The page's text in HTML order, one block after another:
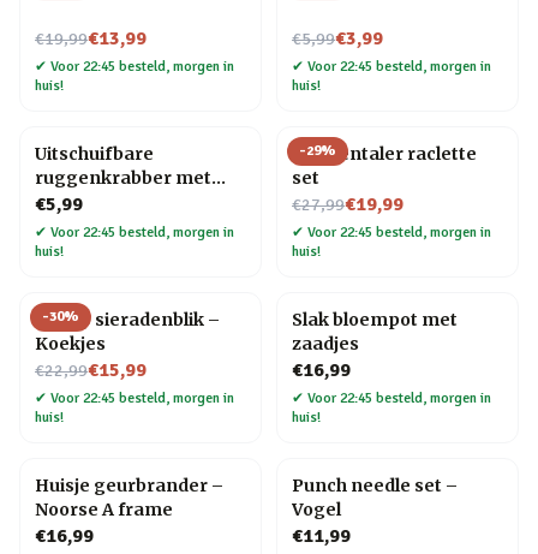
€19,99
Nu voor€13,99
✔ Voor 22:45 besteld, morgen in
huis!
€5,99
Nu voor€3,99
✔ Voor 22:45 besteld, morgen in
huis!
Uitschuifbare
ruggenkrabber met
houten handvat
€5,99
✔ Voor 22:45 besteld, morgen in
huis!
-29%
Emmentaler raclette
set
€27,99
Nu voor€19,99
✔ Voor 22:45 besteld, morgen in
huis!
-30%
Snoep sieradenblik –
Koekjes
€22,99
Nu voor€15,99
✔ Voor 22:45 besteld, morgen in
huis!
Slak bloempot met
zaadjes
€16,99
✔ Voor 22:45 besteld, morgen in
huis!
Huisje geurbrander –
Noorse A frame
€16,99
Punch needle set –
Vogel
€11,99